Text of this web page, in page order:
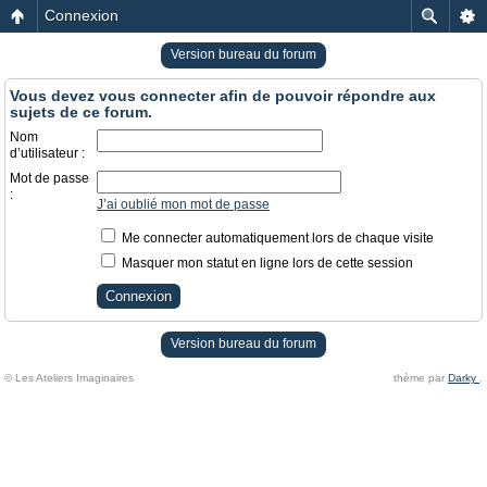
Connexion
Version bureau du forum
Vous devez vous connecter afin de pouvoir répondre aux
sujets de ce forum.
Nom
d’utilisateur :
Mot de passe
:
J’ai oublié mon mot de passe
Me connecter automatiquement lors de chaque visite
Masquer mon statut en ligne lors de cette session
Version bureau du forum
© Les Ateliers Imaginaires thème par Darky